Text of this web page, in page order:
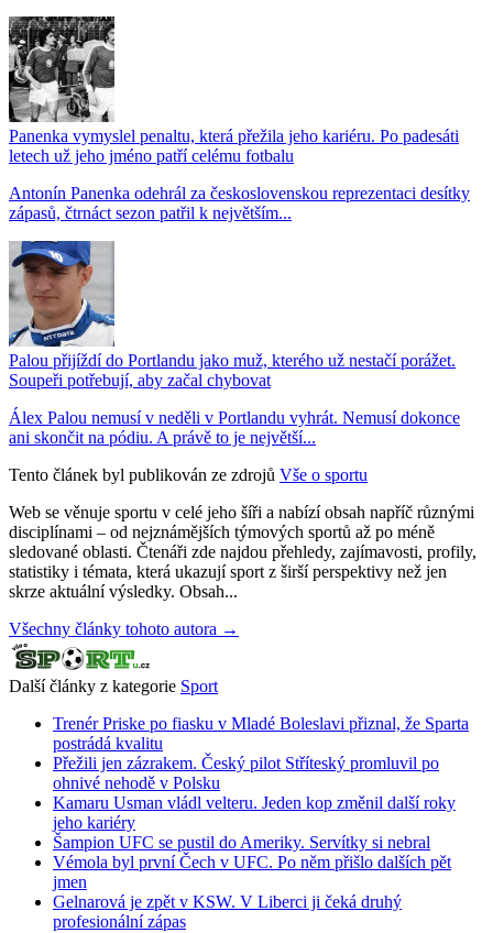
Panenka vymyslel penaltu, která přežila jeho kariéru. Po padesáti
letech už jeho jméno patří celému fotbalu
Antonín Panenka odehrál za československou reprezentaci desítky
zápasů, čtrnáct sezon patřil k největším...
Palou přijíždí do Portlandu jako muž, kterého už nestačí porážet.
Soupeři potřebují, aby začal chybovat
Álex Palou nemusí v neděli v Portlandu vyhrát. Nemusí dokonce
ani skončit na pódiu. A právě to je největší...
Tento článek byl publikován ze zdrojů Vše o sportu
Web se věnuje sportu v celé jeho šíři a nabízí obsah napříč různými
disciplínami – od nejznámějších týmových sportů až po méně
sledované oblasti. Čtenáři zde najdou přehledy, zajímavosti, profily,
statistiky i témata, která ukazují sport z širší perspektivy než jen
skrze aktuální výsledky. Obsah...
Všechny články tohoto autora →
Další články z kategorie Sport
Trenér Priske po fiasku v Mladé Boleslavi přiznal, že Sparta
postrádá kvalitu
Přežili jen zázrakem. Český pilot Stříteský promluvil po
ohnivé nehodě v Polsku
Kamaru Usman vládl velteru. Jeden kop změnil další roky
jeho kariéry
Šampion UFC se pustil do Ameriky. Servítky si nebral
Vémola byl první Čech v UFC. Po něm přišlo dalších pět
jmen
Gelnarová je zpět v KSW. V Liberci ji čeká druhý
profesionální zápas